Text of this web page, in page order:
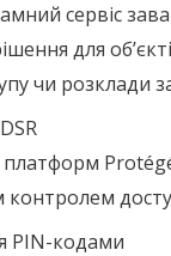
сервіс
для
чи
PIN-кодами